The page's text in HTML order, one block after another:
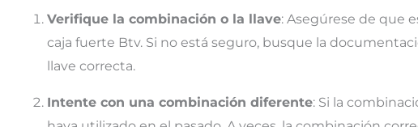
Verifique la combinación o la llave: Asegúrese de que
caja fuerte Btv. Si no está seguro, busque la
llave correcta.
Intente con una combinación diferente: Si la